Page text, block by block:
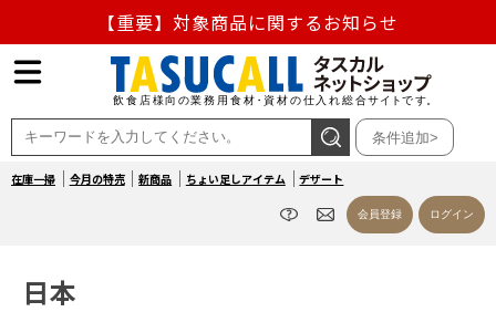
【重要】対象商品に関するお知らせ
【重要】熊本地震の影響による商品出荷停止のお知らせ
熊本県熊本地方を震源とする地震の影響によるお荷物のお
届け遅延について
条件追加>
在庫一掃 今月の特売 新商品 ちょい足しアイテム デザート
会員登録 ログイン
日本